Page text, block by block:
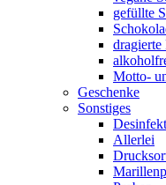
gefüllte
dragierte
Motto-
Geschenke
Sonstiges
Allerlei